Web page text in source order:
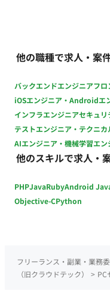
他の職種で求人・案
バックエンドエンジニアフロ
iOSエンジニア・Androidエ
インフラエンジニアセキュリ
テストエンジニア・テクニカ
AIエンジニア・機械学習エン
他のスキルで求人・
PHPJavaRubyAndroid
Objective-CPython
フリーランス・副業・業務
（旧クラウドテック）
> PC